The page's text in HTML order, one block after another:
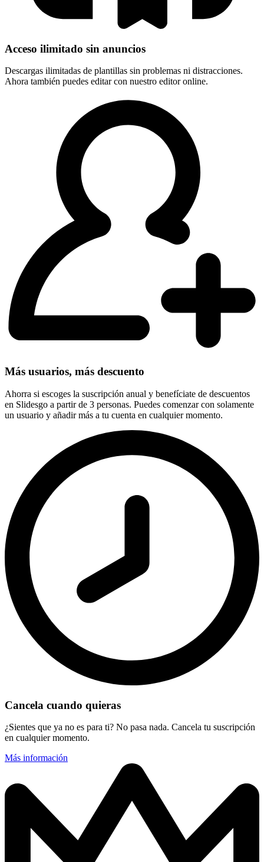
Acceso ilimitado sin anuncios
Descargas ilimitadas de plantillas sin problemas ni distracciones.
Ahora también puedes editar con nuestro editor online.
Más usuarios, más descuento
Ahorra si escoges la suscripción anual y benefíciate de descuentos
en Slidesgo a partir de 3 personas. Puedes comenzar con solamente
un usuario y añadir más a tu cuenta en cualquier momento.
Cancela cuando quieras
¿Sientes que ya no es para ti? No pasa nada. Cancela tu suscripción
en cualquier momento.
Más información